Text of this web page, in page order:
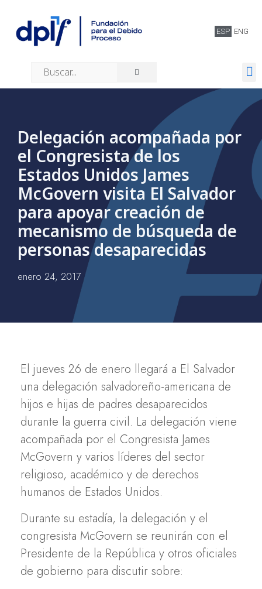
ESP ENG
Delegación acompañada por
el Congresista de los
Estados Unidos James
McGovern visita El Salvador
para apoyar creación de
mecanismo de búsqueda de
personas desaparecidas
enero 24, 2017
El jueves 26 de enero llegará a El Salvador
una delegación salvadoreño-americana de
hijos e hijas de padres desaparecidos
durante la guerra civil. La delegación viene
acompañada por el Congresista James
McGovern y varios líderes del sector
religioso, académico y de derechos
humanos de Estados Unidos.
Durante su estadía, la delegación y el
congresista McGovern se reunirán con el
Presidente de la República y otros oficiales
de gobierno para discutir sobre: